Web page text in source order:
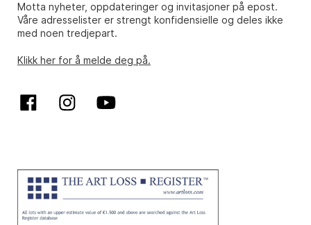
Motta nyheter, oppdateringer og invitasjoner på epost.
Våre adresselister er strengt konfidensielle og deles ikke
med noen tredjepart.
Klikk her for å melde deg på.